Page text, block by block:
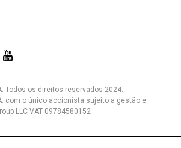
Todos os direitos reservados 2024.
com o único accionista sujeito a gestão e
LLC VAT 09784580152